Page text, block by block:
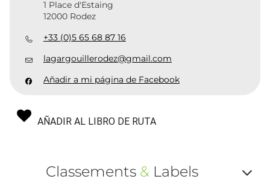
1 Place d'Estaing
12000 Rodez
+33 (0)5 65 68 87 16
lagargouillerodez@gmail.com
Añadir a mi página de Facebook
AÑADIR AL LIBRO DE RUTA
Classements & Labels